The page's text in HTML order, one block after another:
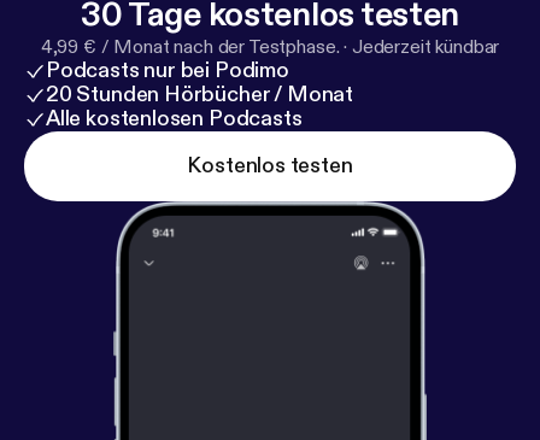
30 Tage kostenlos testen
4,99 € / Monat nach der Testphase. · Jederzeit kündbar
Podcasts nur bei Podimo
20 Stunden Hörbücher / Monat
Alle kostenlosen Podcasts
Kostenlos testen